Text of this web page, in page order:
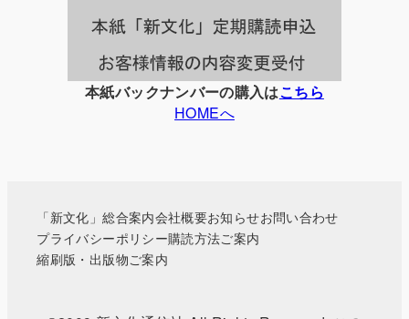
本紙バックナンバーの購入はこちら
HOMEへ
「新文化」総合案内会社概要お知らせお問い合わせ
プライバシーポリシー購読方法ご案内
縮刷版・出版物ご案内